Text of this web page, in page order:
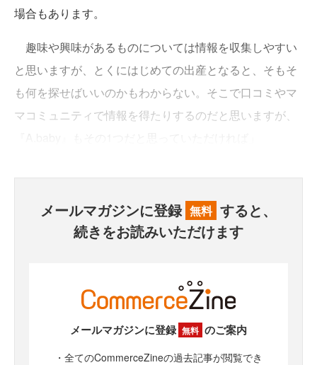
場合もあります。
趣味や興味があるものについては情報を収集しやすい
と思いますが、とくにはじめての出産となると、そもそ
も何を探せばいいのかもわからない。そこで口コミやマ
マコミュニティで情報を得たりするのだと思いますが、
メールマガジンに登録 無料 すると、
続きをお読みいただけます
メールマガジンに登録 無料 のご案内
・全てのCommerceZineの過去記事が閲覧でき